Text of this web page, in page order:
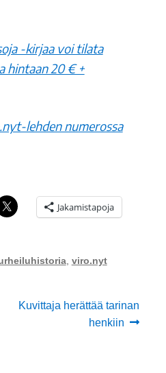
-kirjaa voi tilata
hintaan 20 € +
lehden numerossa
Jakamistapoja
, viro.nyt
Seuraava
Kuvittaja herättää tarinan
henkiin